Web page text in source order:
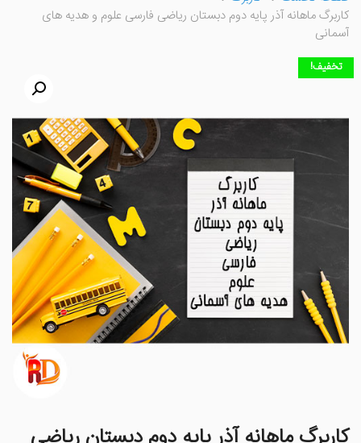
کاربرگ ماهانه آذر پایه دوم دبستان ریاضی فارسی علوم و هدیه های
آسمانی
تخفیف!